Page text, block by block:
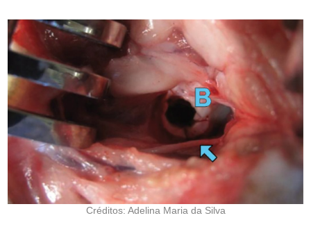
Créditos: Adelina Maria da Silva